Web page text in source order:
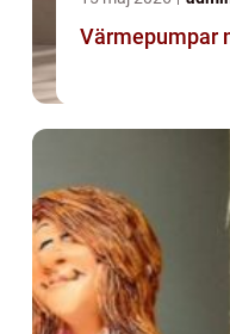
Värmepumpar